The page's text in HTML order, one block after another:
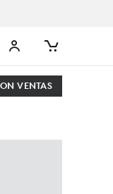
VENTAS